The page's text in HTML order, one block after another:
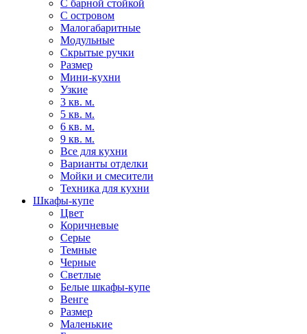
С барной стойкой
С островом
Малогабаритные
Модульные
Скрытые ручки
Размер
Мини-кухни
Узкие
3 кв. м.
5 кв. м.
6 кв. м.
9 кв. м.
Все для кухни
Варианты отделки
Мойки и смесители
Техника для кухни
Шкафы-купе
Цвет
Коричневые
Серые
Темные
Черные
Светлые
Белые шкафы-купе
Венге
Размер
Маленькие